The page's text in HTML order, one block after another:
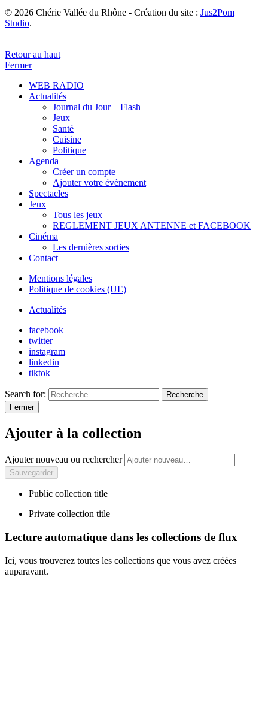
© 2026 Chérie Vallée du Rhône - Création du site : Jus2Pom
Studio.
Retour au haut
Fermer
WEB RADIO
Actualités
Journal du Jour – Flash
Jeux
Santé
Cuisine
Politique
Agenda
Créer un compte
Ajouter votre évènement
Spectacles
Jeux
Tous les jeux
REGLEMENT JEUX ANTENNE et FACEBOOK
Cinéma
Les dernières sorties
Contact
Mentions légales
Politique de cookies (UE)
Actualités
facebook
twitter
instagram
linkedin
tiktok
Search for:
Recherche
Fermer
Ajouter à la collection
Ajouter nouveau ou rechercher
Public collection title
Private collection title
Lecture automatique dans les collections de flux
Ici, vous trouverez toutes les collections que vous avez créées
auparavant.